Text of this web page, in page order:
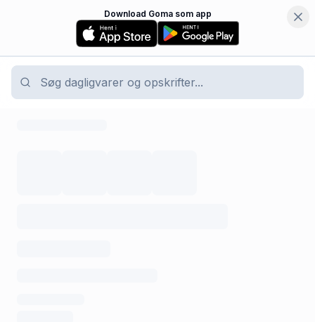
Download Goma som app